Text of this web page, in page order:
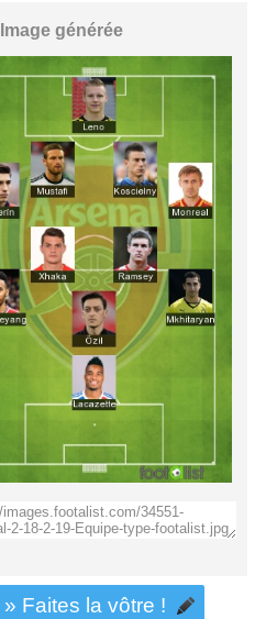
Image générée
» Faites la vôtre !